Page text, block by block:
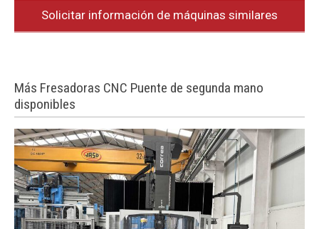
Solicitar información de máquinas similares
Más Fresadoras CNC Puente de segunda mano
disponibles